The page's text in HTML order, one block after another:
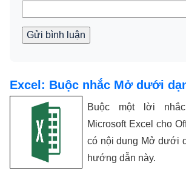
Gửi bình luận
Excel: Buộc nhắc Mở dưới
Buộc một lời
Microsoft Excel cho
có nội dung Mở dưới
hướng dẫn này.